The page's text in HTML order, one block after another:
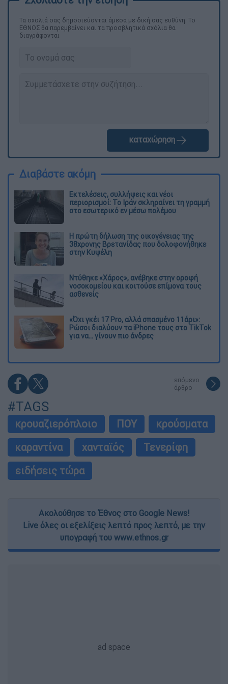
Τα σχολιά σας δημοσιεύονται άμεσα με δική σας ευθύνη. Το
ΕΘΝΟΣ θα παρεμβαίνει και τα προσβλητικά σχόλια θα
διαγράφονται
καταχώρηση
Διαβάστε ακόμη
Εκτελέσεις, συλλήψεις και νέοι
περιορισμοί: Το Ιράν σκληραίνει τη γραμμή
στο εσωτερικό εν μέσω πολέμου
Η πρώτη δήλωση της οικογένειας της
38χρονης Βρετανίδας που δολοφονήθηκε
στην Κυψέλη
Ντύθηκε «Χάρος», ανέβηκε στην οροφή
νοσοκομείου και κοιτούσε επίμονα τους
ασθενείς
«Όχι γκέι 17 Pro, αλλά σπασμένο 11άρι»:
Ρώσοι διαλύουν τα iPhone τους στο TikTok
για να... γίνουν πιο άνδρες
επόμενο
άρθρο
#TAGS
κρουαζιερόπλοιο ΠΟΥ
κρούσματα
καραντίνα
χανταϊός
Τενερίφη
ειδήσεις τώρα
Ακολούθησε το Έθνος στο Google News!
Live όλες οι εξελίξεις λεπτό προς λεπτό, με την
υπογραφή του www.ethnos.gr